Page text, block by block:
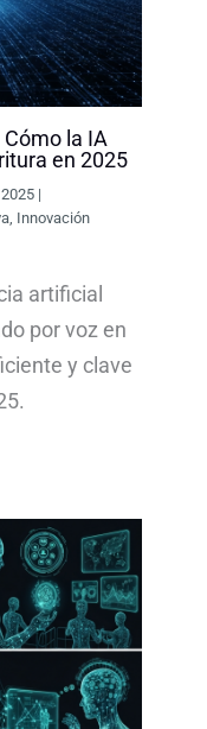
la IA
en 2025
|
, Innovación
artificial
por voz en
y clave